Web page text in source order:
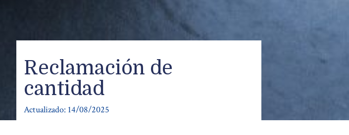
Reclamación de
cantidad
Actualizado: 14/08/2025